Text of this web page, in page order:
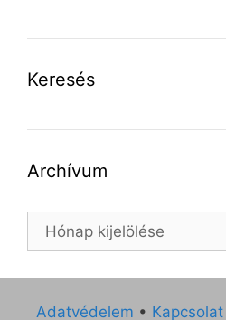
Keresés
Archívum
Archívum
Adatvédelem • Kapcsolat